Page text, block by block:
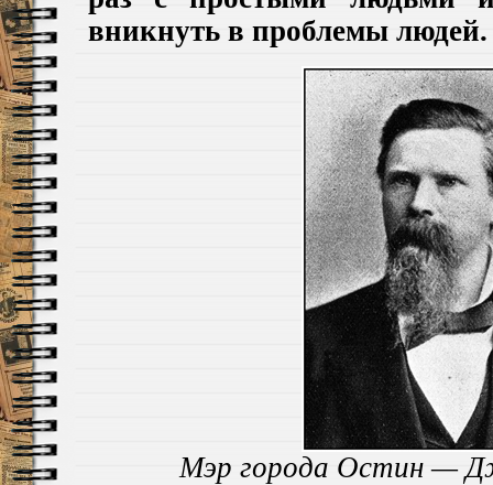
вникнуть в проблемы людей.
Мэр города Остин —